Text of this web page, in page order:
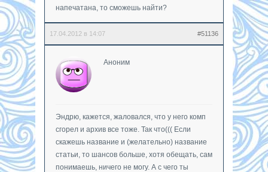
напечатана, то сможешь найти?
17.04.2012 в 14:07 #51136
Аноним
Эндрю, кажется, жаловался, что у него комп
сгорел и архив все тоже. Так что((( Если
скажешь название и (желательно) название
статьи, то шансов больше, хотя обещать, сам
понимаешь, ничего не могу. А с чего ты